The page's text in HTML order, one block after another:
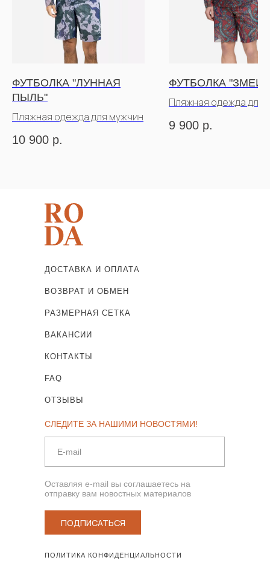
ФУТБОЛКА "ЛУННАЯ
ПЫЛЬ"
Пляжная одежда для мужчин
10 900 р.
ФУТБОЛКА "ЗМЕИ"
Пляжная одежда для
9 900 р.
ПОЛИТИКА КОНФИДЕНЦИАЛЬНОСТИ
РАЗМЕРНАЯ СЕТКА
ДОСТАВКА И ОПЛАТА
КОНТАКТЫ
FAQ
ОТЗЫВЫ
СЛЕДИТЕ ЗА НАШИМИ НОВОСТЯМИ!
Оставляя e-mail вы соглашаетесь на
отправку вам новостных материалов
ПОДПИСАТЬСЯ
ВОЗВРАТ И ОБМЕН
ВАКАНСИИ